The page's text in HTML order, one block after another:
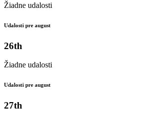
Žiadne udalosti
Udalosti pre august
26th
Žiadne udalosti
Udalosti pre august
27th